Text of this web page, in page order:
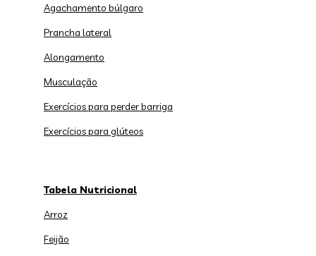
Agachamento búlgaro
Prancha lateral
Alongamento
Musculação
Exercícios para perder barriga
Exercícios para glúteos
Tabela Nutricional
Arroz
Feijão